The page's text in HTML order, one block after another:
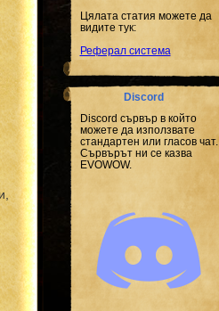
Цялата статия можете да
видите тук:
Реферал система
Discord
Discord сървър в който
можете да използвате
стандартен или гласов чат.
Сървърът ни се казва
EVOWOW.